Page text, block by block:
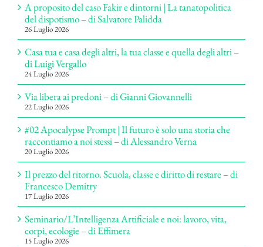
A proposito del caso Fakir e dintorni | La tanatopolitica
del dispotismo – di Salvatore Palidda
26 Luglio 2026
Casa tua e casa degli altri, la tua classe e quella degli altri –
di Luigi Vergallo
24 Luglio 2026
Via libera ai predoni – di Gianni Giovannelli
22 Luglio 2026
#02 Apocalypse Prompt | Il futuro è solo una storia che
raccontiamo a noi stessi – di Alessandro Verna
20 Luglio 2026
Il prezzo del ritorno. Scuola, classe e diritto di restare – di
Francesco Demitry
17 Luglio 2026
Seminario/L’Intelligenza Artificiale e noi: lavoro, vita,
corpi, ecologie – di Effimera
15 Luglio 2026